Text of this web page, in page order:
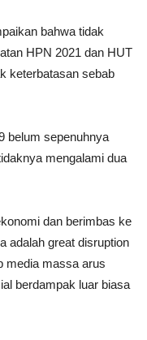
bahwa tidak
HPN 2021 dan HUT
keterbatasan sebab
belum sepenuhnya
mengalami dua
dan berimbas ke
adalah great disruption
media massa arus
berdampak luar biasa